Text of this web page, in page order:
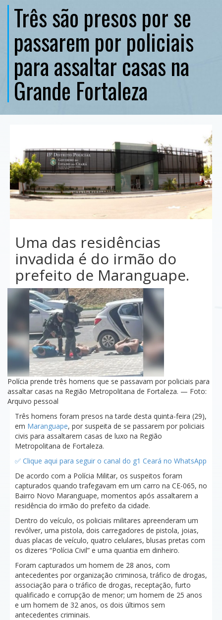
Três são presos por se
passarem por policiais
para assaltar casas na
Grande Fortaleza
Uma das residências
invadida é do irmão do
prefeito de Maranguape.
Polícia prende três homens que se passavam por policiais para
assaltar casas na Região Metropolitana de Fortaleza. — Foto:
Arquivo pessoal
Três homens foram presos na tarde desta quinta-feira (29),
em Maranguape, por suspeita de se passarem por policiais
civis para assaltarem casas de luxo na Região
Metropolitana de Fortaleza.
✅ Clique aqui para seguir o canal do g1 Ceará no WhatsApp
De acordo com a Polícia Militar, os suspeitos foram
capturados quando trafegavam em um carro na CE-065, no
Bairro Novo Maranguape, momentos após assaltarem a
residência do irmão do prefeito da cidade.
Dentro do veículo, os policiais militares apreenderam um
revólver, uma pistola, dois carregadores de pistola, joias,
duas placas de veículo, quatro celulares, blusas pretas com
os dizeres “Polícia Civil” e uma quantia em dinheiro.
Foram capturados um homem de 28 anos, com
antecedentes por organização criminosa, tráfico de drogas,
associação para o tráfico de drogas, receptação, furto
qualificado e corrupção de menor; um homem de 25 anos
e um homem de 32 anos, os dois últimos sem
antecedentes criminais.